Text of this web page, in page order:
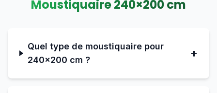
Moustiquaire240×200cm
Quel type de moustiquaire pour
240×200 cm ?
+